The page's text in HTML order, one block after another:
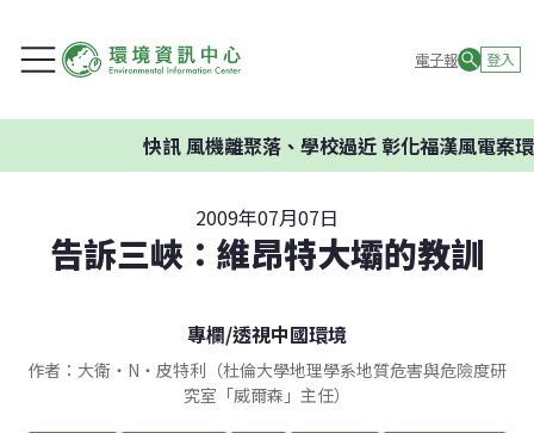
電子報 登入
快訊風機離聚落、學校過近 彰化福漢風電案環委
2009年07月07日
告訴三峽：維昂特大壩的教訓
專欄/透視中國環境
作者：大衛‧N‧皮特利（杜倫大學地理學系地質危害與危險度研
究室「威爾森」主任）